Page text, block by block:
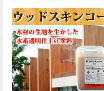
した。ご購入はこちらから。
2026.03.04
長年ご愛顧いただいている
「ラッカー塗料」に抗ウイル
ス機能を追加しバージョンア
ップ、UAV-78700 クリヤーラ
ッカー・ハイフラットが新し
く販売開始致しました。ご購